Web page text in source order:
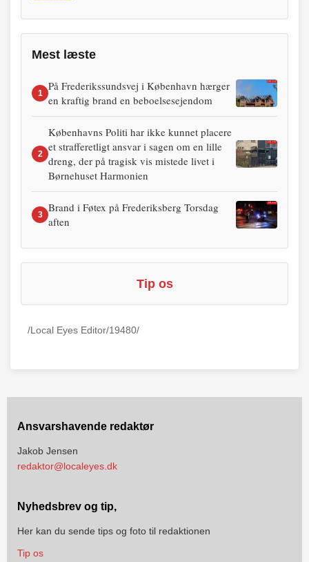
Mest læste
1
På Frederikssundsvej i København hærger
en kraftig brand en beboelsesejendom
2
Københavns Politi har ikke kunnet placere
et strafferetligt ansvar i sagen om en lille
dreng, der på tragisk vis mistede livet i
Børnehuset Harmonien
3
Brand i Føtex på Frederiksberg Torsdag
aften
Tip os
/Local Eyes Editor/19480/
Ansvarshavende redaktør
Jakob Jensen
redaktor@localeyes.dk
Nyhedsbrev og tip,
Her kan du sende tips og foto til redaktionen
Tip os